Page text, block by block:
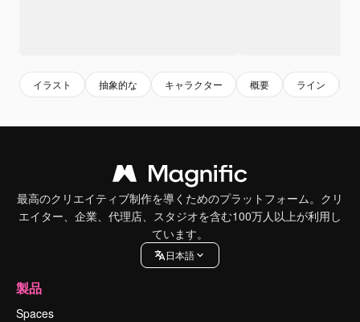
イラスト 抽象的な キャラクター 概要 ライン
最高のクリエイティブ制作を導くためのプラットフォーム。クリ
エイター、企業、代理店、スタジオを含む100万人以上が利用し
ています。
日本語
製品
Spaces